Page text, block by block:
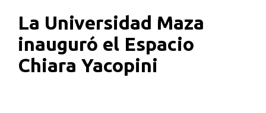
La Universidad Maza
inauguró el Espacio
Chiara Yacopini